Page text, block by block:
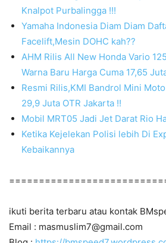
Knalpot Purbalingga !!!
Yamaha Indonesia Diam Diam
Facelift,Mesin DOHC kah??
AHM Rilis All New Honda Vario
Warna Baru Harga Cuma 17,65
Resmi Rilis,KMI Bandrol Mini
29,9 Juta OTR Jakarta !!
Mobil MRT05 Jadi Jet Darat Rio
Ketika Kejelekan Polisi lebih Di
Kebaikannya
ikuti berita terbaru atau kontak
Email : masmuslim7@gmail.com